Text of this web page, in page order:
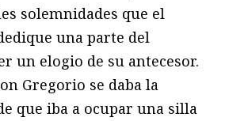
solemnidades que el
una parte del
un elogio de su antecesor.
Gregorio se daba la
que iba a ocupar una silla